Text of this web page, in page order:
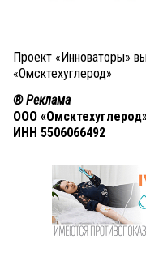
Проект «Инноваторы»
«Омсктехуглерод»
® Реклама
ООО
ИНН 5506066492